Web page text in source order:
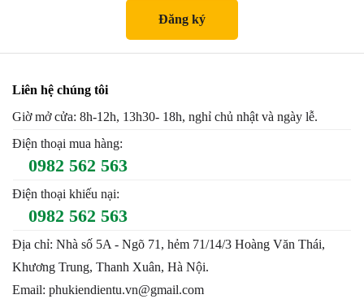
Liên hệ chúng tôi
Giờ mở cửa: 8h-12h, 13h30- 18h, nghỉ chủ nhật và ngày lễ.
Điện thoại mua hàng:
0982 562 563
Điện thoại khiếu nại:
0982 562 563
Địa chỉ: Nhà số 5A - Ngõ 71, hẻm 71/14/3 Hoàng Văn Thái,
Khương Trung, Thanh Xuân, Hà Nội.
Email: phukiendientu.vn@gmail.com